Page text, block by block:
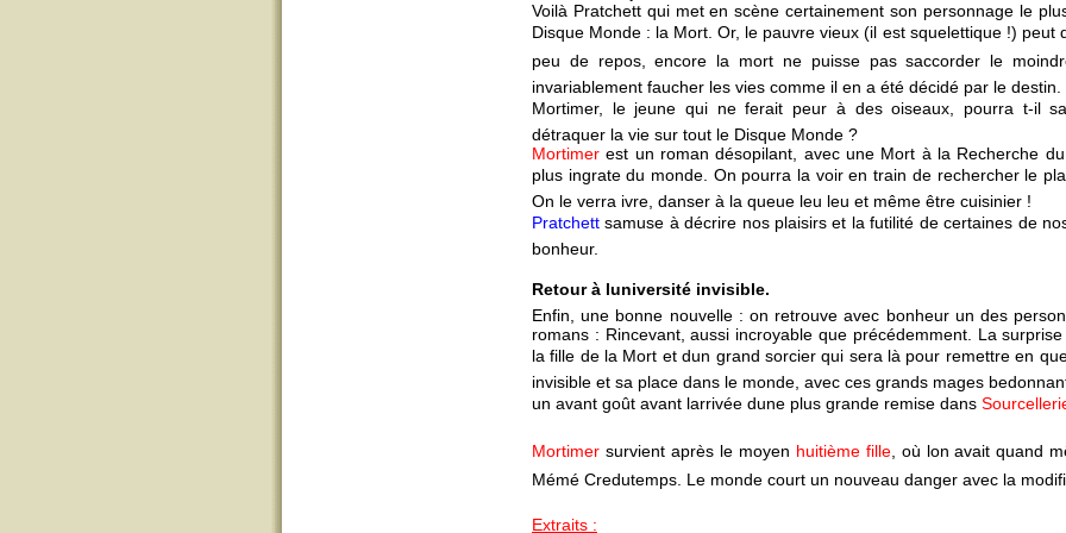
Voilà Pratchettqui met en scène certainement son personnage le
Disque Monde : la Mort. Or, le pauvre vieux (il est squelettique !) peut
peu de repos, encore la mort ne puisse pas saccorder le
invariablement faucher les vies comme il en a été décidé par le destin.
Mortimer, le jeune qui ne ferait peur à des oiseaux, pourra t-il
détraquer la vie sur tout le Disque Monde ?
Mortimerest un roman désopilant, avec une Mort à la Recherche
plus ingrate du monde. On pourra la voir en train de rechercher le
On le verra ivre, danser à la queue leu leu et même être cuisinier !
Pratchett samuse à décrire nos plaisirs et la futilité de certaines de
bonheur.
Retour à luniversité invisible.
Enfin, une bonne nouvelle : on retrouve avec bonheur un des
romans : Rincevant, aussi incroyable que précédemment. La
la fille de la Mort et dun grand sorcier qui sera là pour remettre en
invisible et sa place dans le monde, avec ces grands mages
un avant goût avant larrivée dune plus grande remise dans
Mortimer survient après le moyen huitième fille, où lon avait quand
Mémé Credutemps. Le monde court un nouveau danger avec la
Extraits :